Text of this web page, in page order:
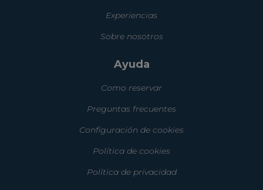
Experiencias
Sobre nosotros
Ayuda
Como reservar
Preguntas frecuentes
Configuración de cookies
Política de cookies
Política de privacidad